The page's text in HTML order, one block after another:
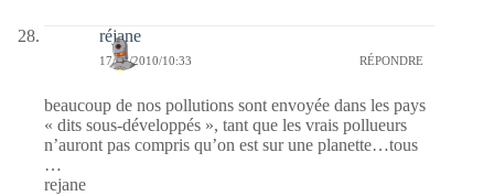
réjane
17/02/2010/10:33 RÉPONDRE
beaucoup de nos pollutions sont envoyée dans les pays
« dits sous-développés », tant que les vrais pollueurs
n’auront pas compris qu’on est sur une planette…tous
…
rejane